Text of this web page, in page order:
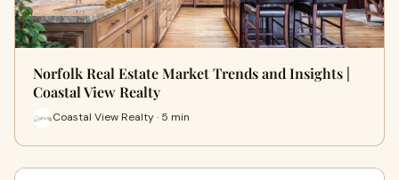
Norfolk Real Estate Market Trends and Insights |
Coastal View Realty
Coastal View Realty · 5 min